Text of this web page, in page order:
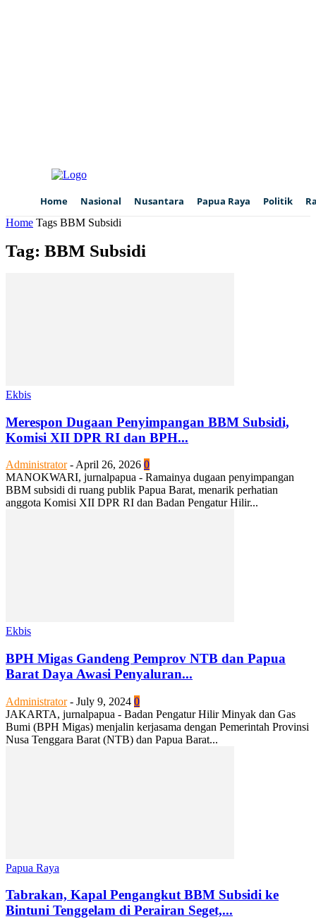
Home Nasional Nusantara Papua Raya Politik
Home Tags BBM Subsidi
Tag: BBM Subsidi
Ekbis
Merespon Dugaan Penyimpangan BBM Subsidi,
Komisi XII DPR RI dan BPH...
Administrator - April 26, 2026 0
MANOKWARI, jurnalpapua - Ramainya dugaan penyimpangan
BBM subsidi di ruang publik Papua Barat, menarik perhatian
anggota Komisi XII DPR RI dan Badan Pengatur Hilir...
Ekbis
BPH Migas Gandeng Pemprov NTB dan Papua
Barat Daya Awasi Penyaluran...
Administrator - July 9, 2024 0
JAKARTA, jurnalpapua - Badan Pengatur Hilir Minyak dan Gas
Bumi (BPH Migas) menjalin kerjasama dengan Pemerintah Provinsi
Nusa Tenggara Barat (NTB) dan Papua Barat...
Papua Raya
Tabrakan, Kapal Pengangkut BBM Subsidi ke
Bintuni Tenggelam di Perairan Seget,...